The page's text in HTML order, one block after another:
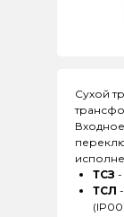
Сухой
ТСЗ -
ТСЛ